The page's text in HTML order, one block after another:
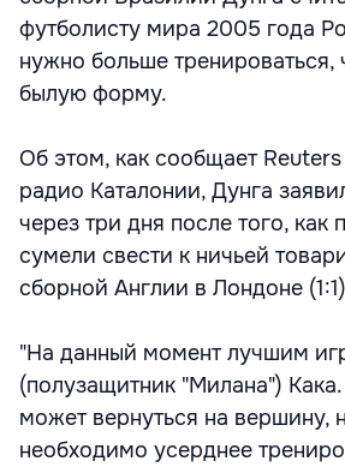
футболисту мира 2005 года
нужно больше тренироваться,
былую форму.
Об этом, как сообщает
радио Каталонии, Дунга
через три дня после того, как
сумели свести к ничьей
сборной Англии в Лондоне
"На данный момент лучшим
(полузащитник "Милана")
может вернуться на вершину,
необходимо усерднее